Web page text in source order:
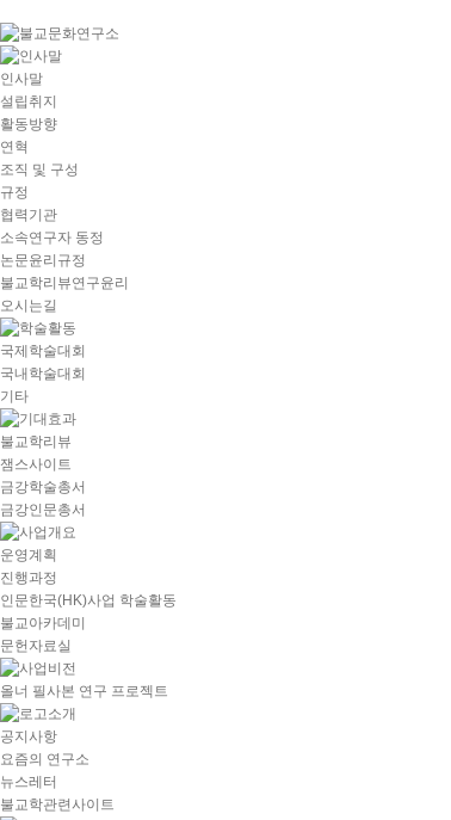
Local
Navigation
goto
Service
goto
copyright
인사말
설립취지
활동방향
연혁
조직 및 구성
규정
협력기관
소속연구자 동정
논문윤리규정
불교학리뷰연구윤리
오시는길
국제학술대회
국내학술대회
기타
불교학리뷰
잼스사이트
금강학술총서
금강인문총서
운영계획
진행과정
인문한국(HK)사업 학술활동
불교아카데미
문헌자료실
올너 필사본 연구 프로젝트
공지사항
요즘의 연구소
뉴스레터
불교학관련사이트